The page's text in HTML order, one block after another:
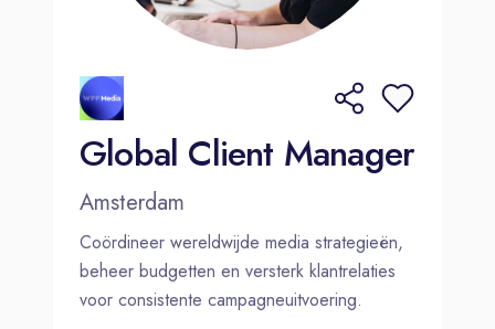
Global Client Manager
Amsterdam
Coördineer wereldwijde media strategieën,
beheer budgetten en versterk klantrelaties
voor consistente campagneuitvoering.